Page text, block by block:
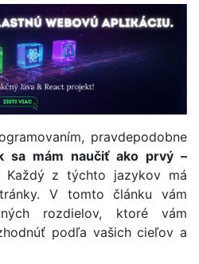
pravdepodobne
sa mám naučiť ako prvý –
Každý z týchto jazykov má
V tomto článku vám
rozdielov, ktoré vám
podľa vašich cieľov a